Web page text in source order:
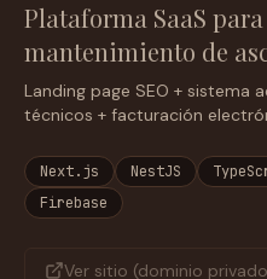
Escribime por
WhatsApp
Plataforma SaaS
mantenimiento de
Landing page SEO + sistema
técnicos + facturación
Next.js NestJS
Firebase
Ver sitio (dominio